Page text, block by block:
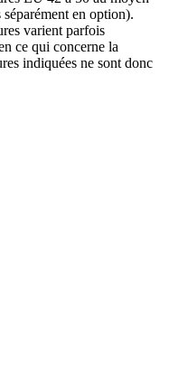
en option).
varient parfois
ce qui concerne la
indiquées ne sont donc